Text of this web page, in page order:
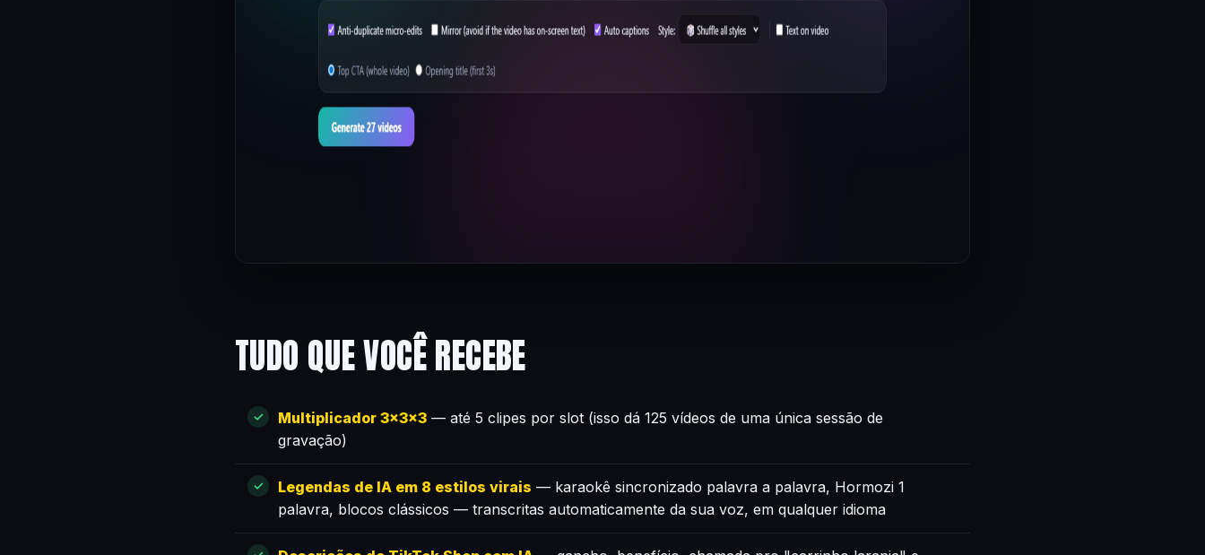
TUDO QUE VOCÊ RECEBE
Multiplicador 3×3×3 — até 5 clipes por slot (isso dá 125 vídeos de uma única sessão de
gravação)
Legendas de IA em 8 estilos virais — karaokê sincronizado palavra a palavra, Hormozi 1
palavra, blocos clássicos — transcritas automaticamente da sua voz, em qualquer idioma